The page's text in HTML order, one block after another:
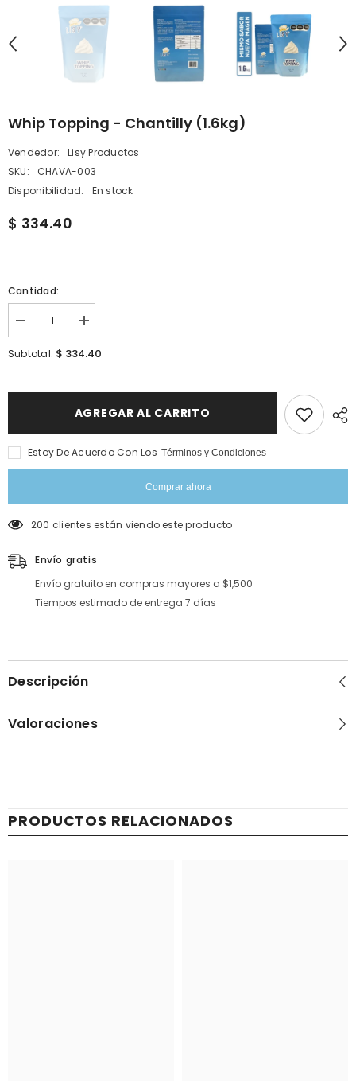
Whip Topping - Chantilly (1.6kg)
Vendedor:
Lisy Productos
SKU:
CHAVA-003
Disponibilidad:
En stock
$ 334.40
Cantidad:
Disminuir
cantidad
para
Incrementar
cantidad
para
(1.6kg)
Subtotal: $ 334.40
AGREGAR AL CARRITO
Estoy De Acuerdo Con Los Términos y Condiciones
Comprar ahora
200 clientes están viendo este producto
Envío gratis
Envío gratuito en compras mayores a $1,500
Tiempos estimado de entrega 7 días
Descripción
Valoraciones
PRODUCTOS RELACIONADOS